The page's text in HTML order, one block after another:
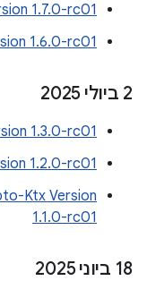
1.7.0-rc01
1.6.0-rc01
‫2 ביולי 2025
1.3.0-rc01
1.2.0-rc01
Ktx Version
1.1.0-rc01
‫18 ביוני 2025